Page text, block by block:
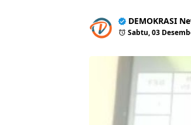
DEMOKRASI
Sabtu, 03